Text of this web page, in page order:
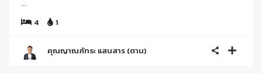
...
4
1
คุณญาณภัทระ แสนสาร (ตาน)